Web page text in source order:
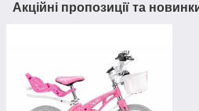
Акційні пропозиції та